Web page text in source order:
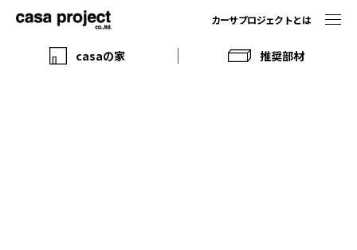
カーサプロジェクトとは
casaの家 推奨部材